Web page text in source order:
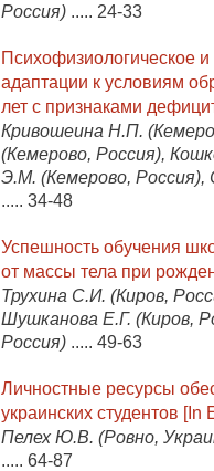
Россия) ..... 24-33
Психофизиологическое
адаптации к условиям
лет с признаками
Кривошеина Н.П.
(Кемерово, Россия),
Э.М. (Кемерово, Россия),
..... 34-48
Успешность обучения
от массы тела при
Трухина С.И. (Киров,
Шушканова Е.Г. (Киров,
Россия) ..... 49-63
Личностные ресурсы
украинских студентов [In
Пелех Ю.В. (Ровно,
..... 64-87